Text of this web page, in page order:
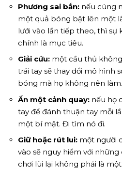
Phương sai bắn: nếu cùng
một quả bóng bật lên một
lưới vào lần tiếp theo, thì sự
chính là mục tiêu.
Giải cứu: một cầu thủ
trái tay sẽ thay đổi mô hình
bóng mà họ không nên làm.
Ẩn một cảnh quay: nếu họ
tay để đánh thuận tay mỗi
một bí mật. Đi tìm nó đi.
Giữ hoặc rút lui: một người
vào sẽ nguy hiểm với
chơi lùi lại không phải là